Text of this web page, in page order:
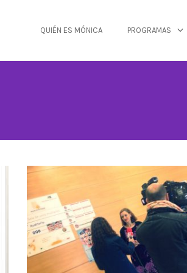
QUIÉN ES MÓNICA PROGRAMAS